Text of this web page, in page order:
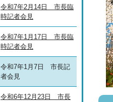
令和7年2月14日 市長臨
時記者会見
令和7年1月17日 市長臨
時記者会見
令和7年1月7日 市長記
者会見
令和6年12月23日 市長